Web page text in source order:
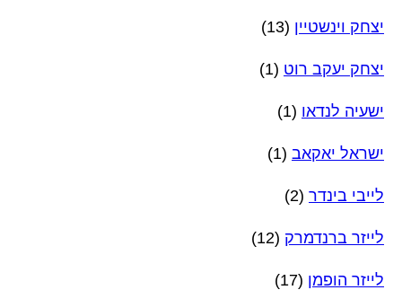
יצחק וינשטיין (13)
יצחק יעקב רוט (1)
ישעיה לנדאו (1)
ישראל יאקאב (1)
לייבי בינדר (2)
לייזר ברנדמרק (12)
לייזר הופמן (17)